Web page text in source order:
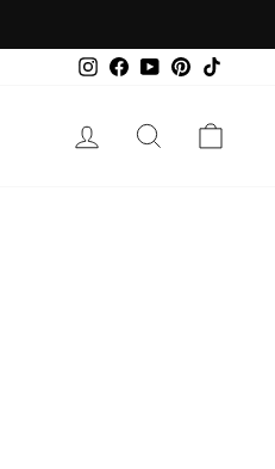
Instagram
Facebook
YouTubePinterest
Ingresar Buscar